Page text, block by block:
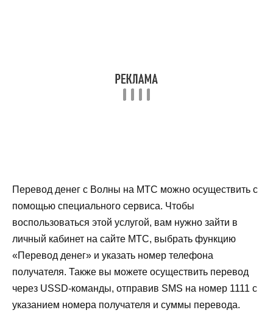
Перевод денег с Волны на МТС можно осуществить с
помощью специального сервиса. Чтобы
воспользоваться этой услугой, вам нужно зайти в
личный кабинет на сайте МТС, выбрать функцию
«Перевод денег» и указать номер телефона
получателя. Также вы можете осуществить перевод
через USSD-команды, отправив SMS на номер 1111 с
указанием номера получателя и суммы перевода.